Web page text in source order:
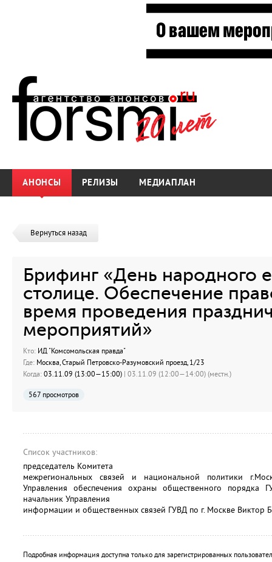
АНОНСЫ РЕЛИЗЫ МЕДИАПЛАН
Вернуться назад
Брифинг «День народного
столице. Обеспечение
время проведения
мероприятий»
Кто: ИД "Комсомольская правда"
Где: Москва, Старый Петровско-Разумовский проезд, 1/23
Когда: 03.11.09 (13:00—15:00) | 03.11.09 (12:00—14:00) (местн.)
567 просмотров
Список участников:
председатель Комитета
межрегиональных связей и национальной политики
Управления обеспечения охраны общественного
начальник Управления
информации и общественных связей ГУВД по г. Москве Виктор
Подробная информация доступна только для зарегистрированных